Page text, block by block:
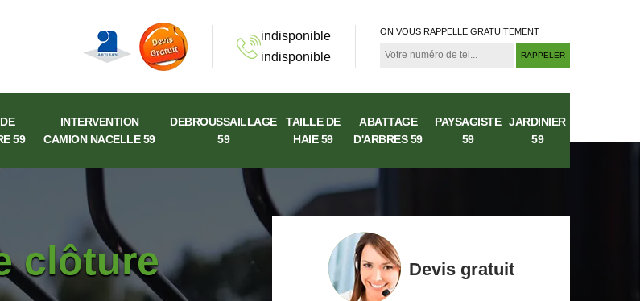
indisponible
indisponible
ON VOUS RAPPELLE GRATUITEMENT
59
INTERVENTION
CAMION NACELLE 59
DEBROUSSAILLAGE
59
TAILLE DE
HAIE 59
ABATTAGE
D'ARBRES 59
PAYSAGISTE
59
JARDINIER
59
clôture
Devis gratuit